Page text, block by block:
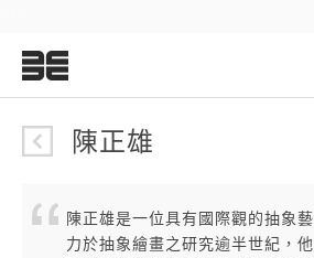
陳正雄
陳正雄是一位具有國際觀的抽象
力於抽象繪畫之研究逾半世紀，